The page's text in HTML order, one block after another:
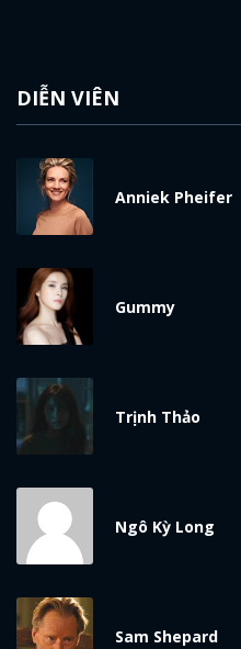
DIỄN VIÊN
Anniek Pheifer
Gummy
Trịnh Thảo
Ngô Kỳ Long
Sam Shepard